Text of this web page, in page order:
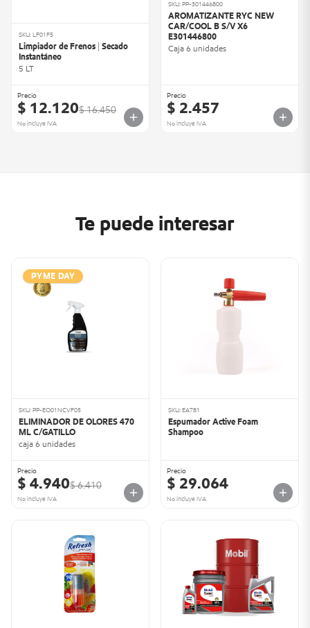
SKU: LF01F5
Limpiador de Frenos | Secado
Instantáneo
5 LT
Precio
$ 12.120$ 16.450
No incluye IVA
SKU: PP-301446800
AROMATIZANTE RYC NEW
CAR/COOL B S/V X6
E301446800
Caja 6 unidades
Precio
$ 2.457
No incluye IVA
Te puede interesar
PYME DAY
SKU: PP-EO01NCVF05
ELIMINADOR DE OLORES 470
ML C/GATILLO
caja 6 unidades
Precio
$ 4.940$ 6.410
No incluye IVA
SKU: EA781
Espumador Active Foam
Shampoo
Precio
$ 29.064
No incluye IVA